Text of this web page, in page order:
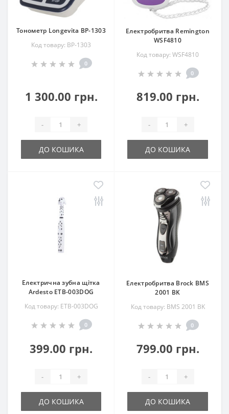
Тонометр Longevita BP-1303
Код товару: BP-1303
0
1 300.00 грн.
- +
ДО КОШИКА
Електробритва Remington
WSF4810
Код товару: WSF4810
0
819.00 грн.
- +
ДО КОШИКА
Електрична зубна щітка
Ardesto ETB-003DOG
Код товару: ETB-003DOG
0
399.00 грн.
- +
ДО КОШИКА
Електробритва Brock BMS
2001 BK
Код товару: BMS 2001 BK
0
799.00 грн.
- +
ДО КОШИКА